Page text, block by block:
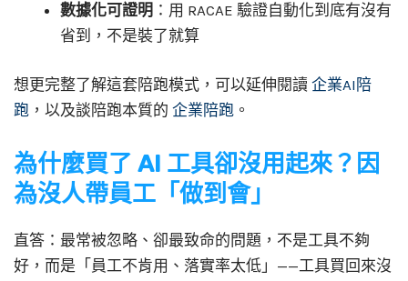
數據化可證明 ：用 RACAE 驗證自動化到底有沒有
省到，不是裝了就算
想更完整了解這套陪跑模式，可以延伸閱讀 企業AI陪
跑 ，以及談陪跑本質的 企業陪跑 。
為什麼買了 AI 工具卻沒用起來？因
為沒人帶員工「做到會」
直答：最常被忽略、卻最致命的問題，不是工具不夠
好，而是「員工不肯用、落實率太低」——工具買回來沒